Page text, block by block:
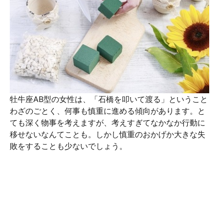
牡牛座AB型の女性は、「石橋を叩いて渡る」ということ
わざのごとく、何事も慎重に進める傾向があります。と
ても深く物事を考えますが、考えすぎてなかなか行動に
移せないなんてことも。しかし慎重のおかげか大きな失
敗をすることも少ないでしょう。